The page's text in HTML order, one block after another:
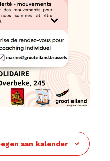
aan kalender